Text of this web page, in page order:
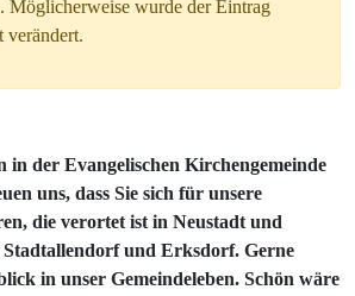
Möglicherweise wurde der Eintrag
verändert.
in der Evangelischen Kirchengemeinde
uns, dass Sie sich für unsere
die verortet ist in Neustadt und
Stadtallendorf und Erksdorf. Gerne
in unser Gemeindeleben. Schön wäre